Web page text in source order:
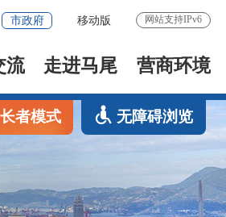
市政府 移动版 网站支持IPv6
流 走进马尾 营商环境
长者模式 无障碍浏览